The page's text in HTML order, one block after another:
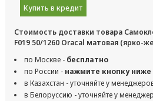
Купить в кредит
Стоимость доставки товара
F019 50/1260 Oracal матовая (ярко-
по Москве - бесплатно
по России - нажмите кнопку ниже
в Казахстан - уточняйте у
в Белоруссию - уточняйте у